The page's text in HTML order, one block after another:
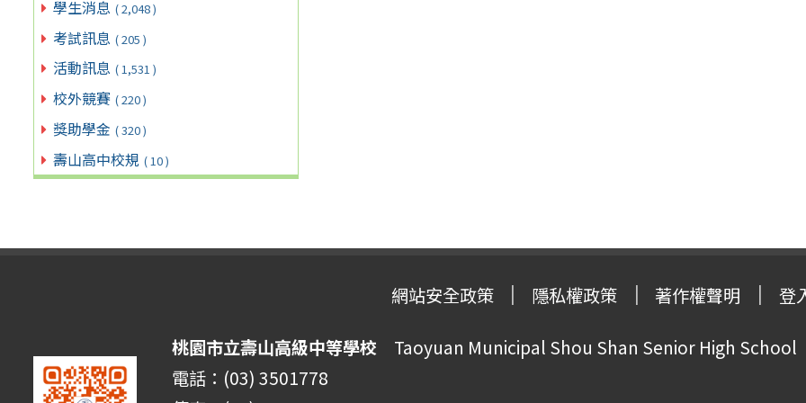
學生消息 ( 2,048 )
考試訊息 ( 205 )
活動訊息 ( 1,531 )
校外競賽 ( 220 )
獎助學金 ( 320 )
壽山高中校規 ( 10 )
網站安全政策 隱私權政策 著作權聲明 登
桃園市立壽山高級中等學校 Taoyuan Municipal Shou Shan Senior High School
電話：(03) 3501778